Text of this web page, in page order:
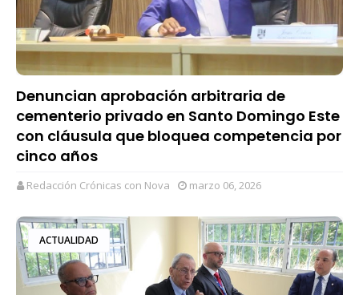
Denuncian aprobación arbitraria de
cementerio privado en Santo Domingo Este
con cláusula que bloquea competencia por
cinco años
Redacción Crónicas con Nova marzo 06, 2026
ACTUALIDAD